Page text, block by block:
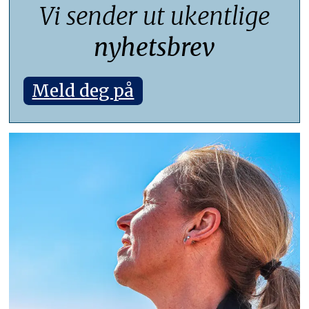
Vi sender ut ukentlige
nyhetsbrev
Meld deg på